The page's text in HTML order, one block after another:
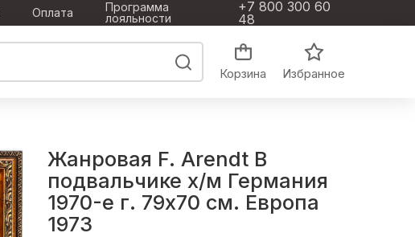
Оплата
Программа
лояльности
+7 800 300 60
48
Корзина Избранное
Жанровая F. Arendt В
подвальчике х/м Германия
1970-е г. 79x70 см. Европа
1973